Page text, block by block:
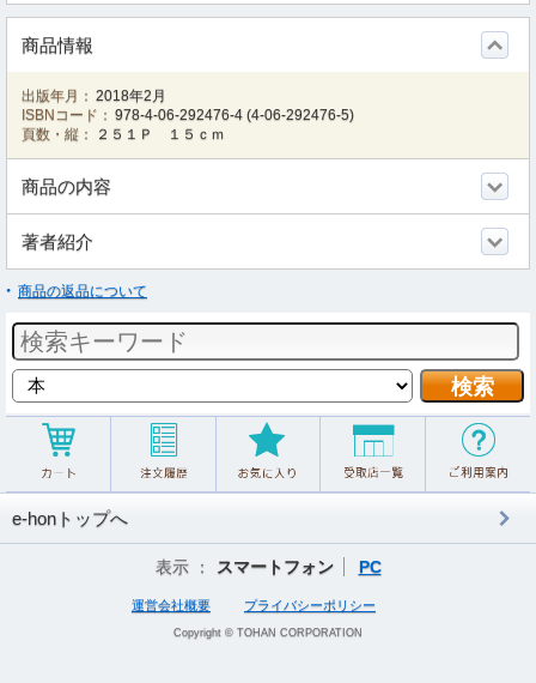
商品情報
出版年月： 2018年2月
ISBNコード： 978-4-06-292476-4 (4-06-292476-5)
頁数・縦：
２５１Ｐ １５ｃｍ
商品の内容
著者紹介
商品の返品について
e-honトップへ
表示 ： スマートフォン PC
運営会社概要 プライバシーポリシー
Copyright © TOHAN CORPORATION